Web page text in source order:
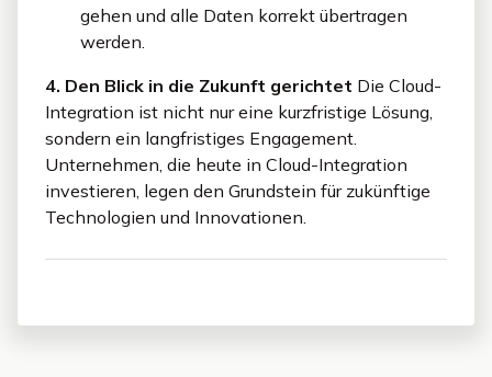
gehen und alle Daten korrekt übertragen
werden.
4. Den Blick in die Zukunft gerichtet Die Cloud-
Integration ist nicht nur eine kurzfristige Lösung,
sondern ein langfristiges Engagement.
Unternehmen, die heute in Cloud-Integration
investieren, legen den Grundstein für zukünftige
Technologien und Innovationen.